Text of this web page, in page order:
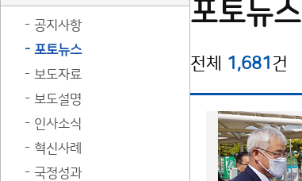
공지사항
포토뉴스
보도자료
보도설명
인사소식
혁신사례
국정성과
포토뉴스
전체 1,681건